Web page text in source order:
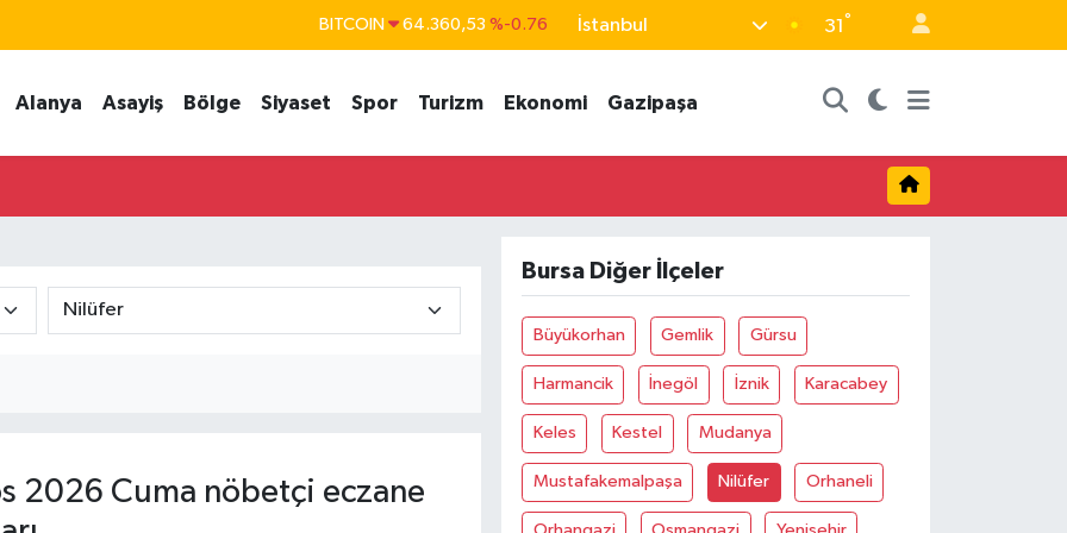
BITCOIN 64.360,53 %-0.76
EURO 55,0265 %0.01
STERLİN 64,1897 %0.02
İstanbul 31 °
Alanya Asayiş Bölge Siyaset Spor Turizm Ekonomi Gazipaşa
2026 Cuma nöbetçi eczane
Bursa Diğer İlçeler
Büyükorhan Gemlik Gürsu
Harmancik İnegöl İznik Karacabey
Keles Kestel Mudanya
Mustafakemalpaşa Nilüfer Orhaneli